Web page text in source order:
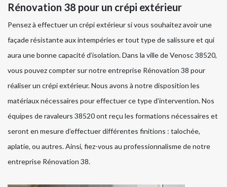
Rénovation 38 pour un crépi extérieur
Pensez à effectuer un crépi extérieur si vous souhaitez avoir une
façade résistante aux intempéries er tout type de salissure et qui
aura une bonne capacité d’isolation. Dans la ville de Venosc 38520,
vous pouvez compter sur notre entreprise Rénovation 38 pour
réaliser un crépi extérieur. Nous avons à notre disposition les
matériaux nécessaires pour effectuer ce type d’intervention. Nos
équipes de ravaleurs 38520 ont reçu les formations nécessaires et
seront en mesure d’effectuer différentes finitions : talochée,
aplatie, ou autres. Ainsi, fiez-vous au professionnalisme de notre
entreprise Rénovation 38.